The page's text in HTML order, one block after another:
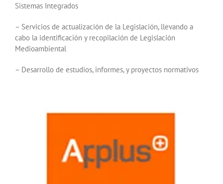
Sistemas Integrados
– Servicios de actualización de la Legislación, llevando a
cabo la identificación y recopilación de Legislación
Medioambiental
– Desarrollo de estudios, informes, y proyectos normativos